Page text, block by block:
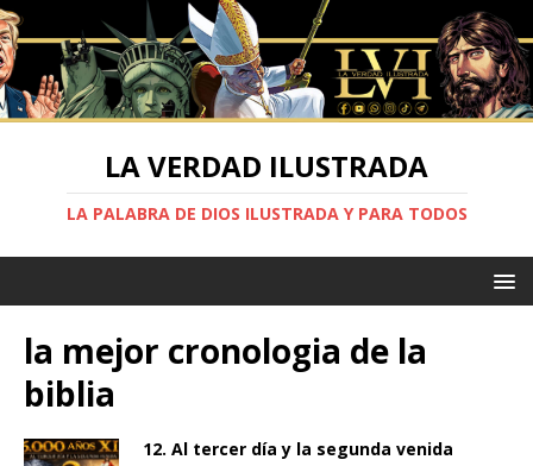
LA VERDAD ILUSTRADA
LA PALABRA DE DIOS ILUSTRADA Y PARA TODOS
la mejor cronologia de la
biblia
12. Al tercer día y la segunda venida